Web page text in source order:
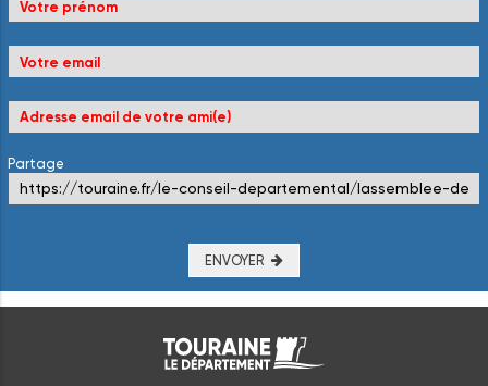
Partage
ENVOYER